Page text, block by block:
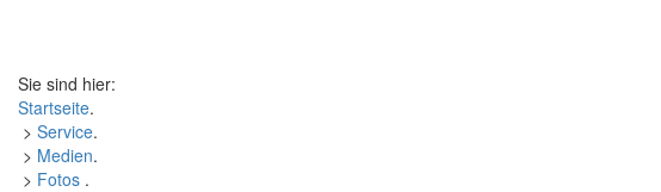
Sie sind hier:
Startseite.
> Service.
> Medien.
> Fotos .